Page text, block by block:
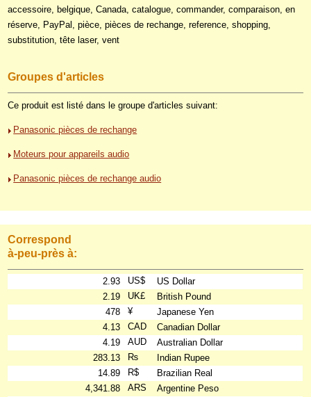
accessoire, belgique, Canada, catalogue, commander, comparaison, en
réserve, PayPal, pièce, pièces de rechange, reference, shopping,
substitution, tête laser, vent
Groupes d'articles
Ce produit est listé dans le groupe d'articles suivant:
Panasonic pièces de rechange
Moteurs pour appareils audio
Panasonic pièces de rechange audio
Correspond
à-peu-près à:
2.93 US$
US Dollar
2.19
UK£
British Pound
478
¥
Japanese Yen
4.13
CAD
Canadian Dollar
4.19
AUD
Australian Dollar
283.13
₨
Indian Rupee
14.89
R$
Brazilian Real
4,341.88
ARS
Argentine Peso